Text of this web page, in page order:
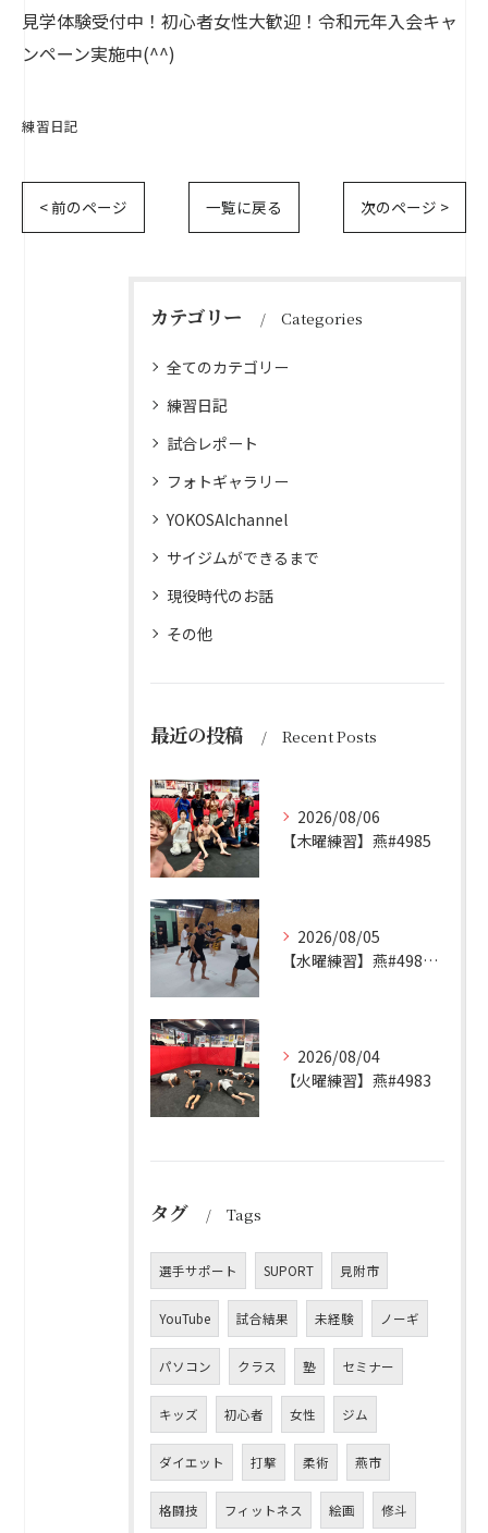
見学体験受付中！初心者女性大歓迎！令和元年入会キャ
ンペーン実施中(^^)
練習日記
< 前のページ 一覧に戻る 次のページ >
カテゴリー Categories
全てのカテゴリー
練習日記
試合レポート
フォトギャラリー
YOKOSAIchannel
サイジムができるまで
現役時代のお話
その他
最近の投稿 Recent Posts
2026/08/06
【木曜練習】燕#4985
2026/08/05
【水曜練習】燕#4984見附#492
2026/08/04
【火曜練習】燕#4983
タグ Tags
選手サポート SUPORT 見附市
YouTube 試合結果 未経験 ノーギ
パソコン クラス 塾 セミナー
キッズ 初心者 女性 ジム
ダイエット 打撃 柔術 燕市
格闘技 フィットネス 絵画 修斗